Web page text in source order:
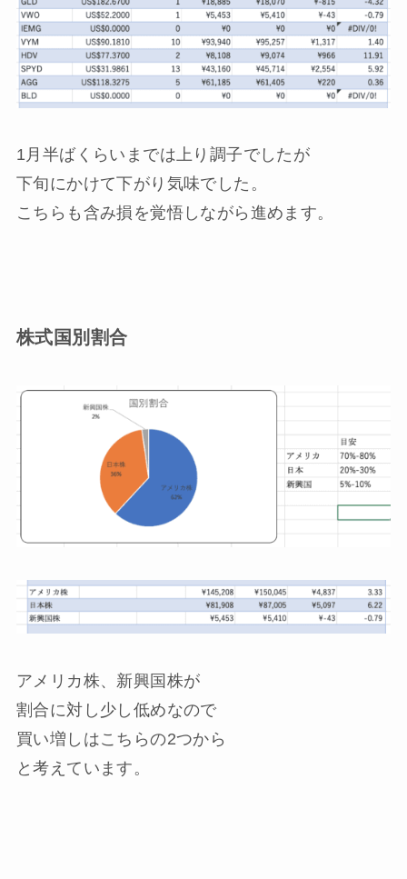
1月半ばくらいまでは上り調子でしたが
下旬にかけて下がり気味でした。
こちらも含み損を覚悟しながら進めます。
株式国別割合
アメリカ株、新興国株が
割合に対し少し低めなので
買い増しはこちらの2つから
と考えています。